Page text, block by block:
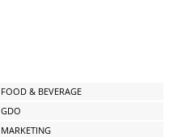
FOOD & BEVERAGE
GDO
MARKETING